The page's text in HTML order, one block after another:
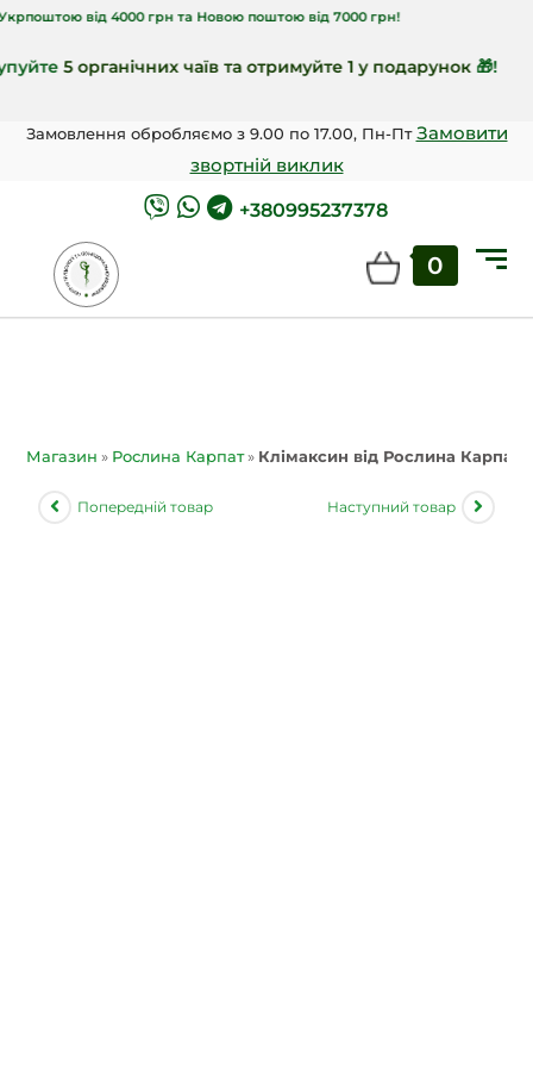
від 4000 грн та Новою поштою від 7000 грн!
5 органічних чаїв та отримуйте 1 у подарунок🎁!
Замовлення обробляємо з 9.00 по 17.00, Пн-ПтЗамовити
звортній виклик
+380995237378
0
Магазин » Рослина Карпат» Клімаксин від Рослина
Попередній товар Наступний товар